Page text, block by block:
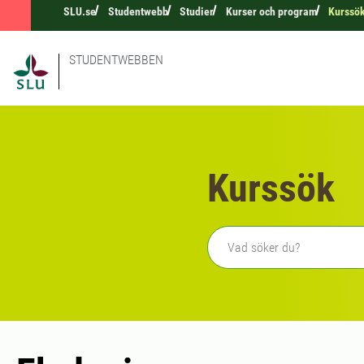
SLU.se Studentwebb Studier Kurser och program
STUDENTWEBBEN
Kurssök
Fritext sökning